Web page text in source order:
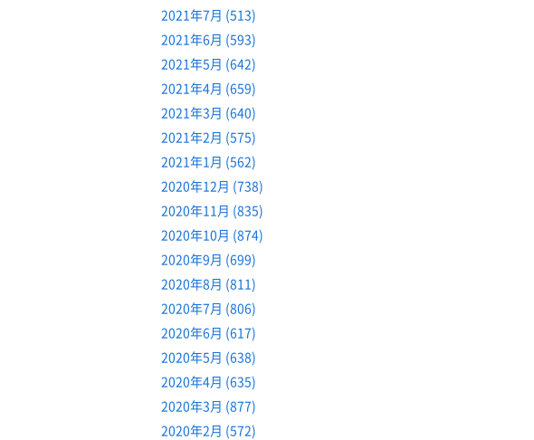
2021年7月 (513)
2021年6月 (593)
2021年5月 (642)
2021年4月 (659)
2021年3月 (640)
2021年2月 (575)
2021年1月 (562)
2020年12月 (738)
2020年11月 (835)
2020年10月 (874)
2020年9月 (699)
2020年8月 (811)
2020年7月 (806)
2020年6月 (617)
2020年5月 (638)
2020年4月 (635)
2020年3月 (877)
2020年2月 (572)